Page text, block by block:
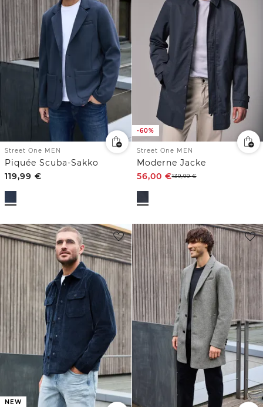
Street One MEN
Piquée Scuba-Sakko
119,99 €
-60%
Street One MEN
Moderne Jacke
56,00 €139,99€
NEW